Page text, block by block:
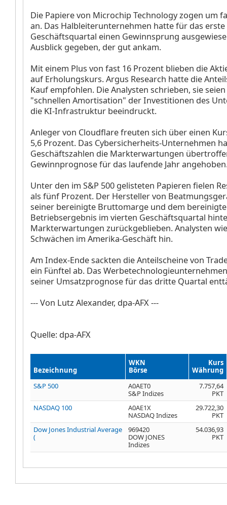
Die Papiere von Microchip Technology zogen um
an. Das Halbleiterunternehmen hatte für das erste
Geschäftsquartal einen Gewinnsprung
Ausblick gegeben, der gut ankam.
Mit einem Plus von fast 16 Prozent blieben die
auf Erholungskurs. Argus Research hatte die
Kauf empfohlen. Die Analysten schrieben, sie
"schnellen Amortisation" der Investitionen des
die KI-Infrastruktur beeindruckt.
Anleger von Cloudflarefreuten sich über einen
5,6 Prozent. Das Cybersicherheits-Unternehmen
Geschäftszahlen die Markterwartungen
Gewinnprognose für das laufende Jahr
Unter den im S&P 500 gelisteten Papieren fielen
als fünf Prozent. Der Hersteller von
seiner bereinigte Bruttomarge und dem
Betriebsergebnis im vierten Geschäftsquartal
Markterwartungen zurückgeblieben. Analysten
Schwächen im Amerika-Geschäft hin.
Am Index-Ende sackten die Anteilscheine von
ein Fünftel ab. Das
seiner Umsatzprognose für das dritte Quartal
--- Von Lutz Alexander, dpa-AFX ---
Quelle: dpa-AFX
Bezeichnung
WKN
Börse
Kurs
Währung
S&P 500
A0AET0
S&P Indizes
7.757,64
PKT
NASDAQ 100
A0AE1X
NASDAQ Indizes
29.722,30
PKT
Dow Jones Industrial Average
(
969420
DOW JONES
Indizes
54.036,93
PKT